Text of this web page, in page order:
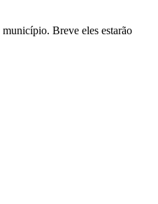
Breve eles estarão